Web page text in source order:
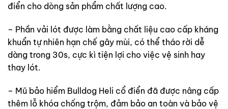
điển cho dòng sản phẩm chất lượng cao.
– Phần vải lót được làm bằng chất liệu cao cấp kháng
khuẩn tự nhiên hạn chế gây mùi, có thể tháo rời dễ
dàng trong 30s, cực kì tiện lợi cho việc vệ sinh hay
thay lót.
– Mũ bảo hiểm Bulldog Heli cổ điển đã được nâng cấp
thêm lỗ khóa chống trộm, đảm bảo an toàn và bảo vệ